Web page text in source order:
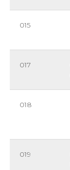
015
017
018
019